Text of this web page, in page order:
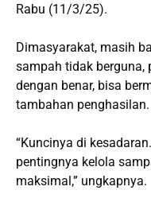
Rabu (11/3/25).
Dimasyarakat, masih
sampah tidak
dengan benar, bisa
tambahan penghasilan.
“Kuncinya di
pentingnya kelola
maksimal,” ungkapnya.